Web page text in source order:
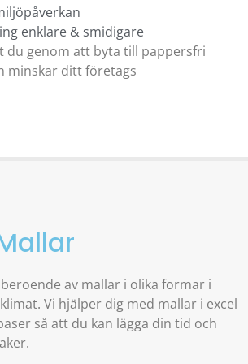
enklare & smidigare
du genom att byta till pappersfri
minskar ditt företags
av mallar i olika formar i
Vi hjälper dig med mallar i excel
så att du kan lägga din tid och